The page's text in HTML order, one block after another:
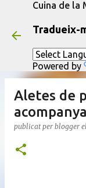
Cuina de la
Tradueix-
Powered by
Aletes de
publicat per blogger